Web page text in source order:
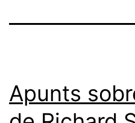
Apunts